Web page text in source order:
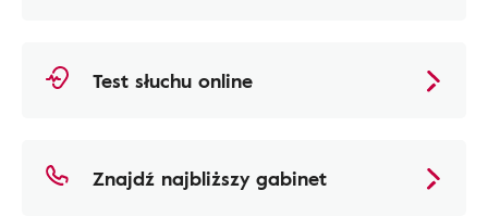
Test słuchu online
Znajdź najbliższy gabinet